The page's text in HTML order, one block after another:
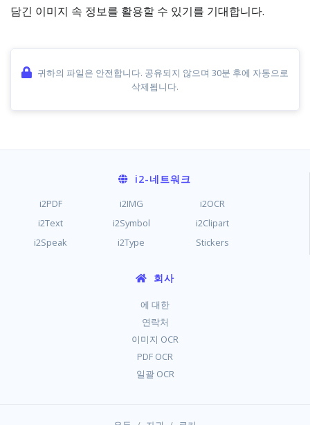
담긴 이미지 속 정보를 활용할 수 있기를 기대합니다.
귀하의 파일은 안전합니다. 공유되지 않으며 30분 후에 자동으로
삭제됩니다.
i2-네트워크
i2PDF i2IMG
i2OCR
i2Text
i2Symbol
i2Clipart
i2Speak
i2Type Stickers
회사
에 대한
연락처
이미지 OCR
PDF OCR
일괄 OCR